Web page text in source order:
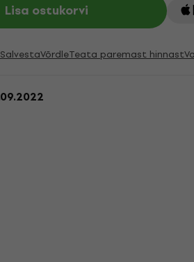
Lisa ostukorvi
SalvestaVõrdleTeata paremast hinnast